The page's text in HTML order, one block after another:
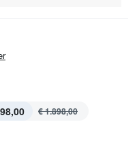
€ 1.898,00